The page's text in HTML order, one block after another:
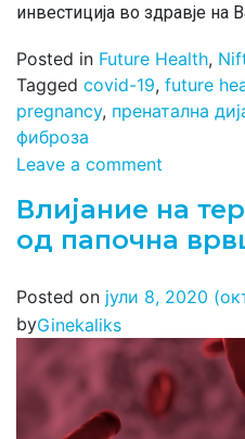
инвестиција во здравје на
Posted in Future Health,
Tagged covid-19, future
pregnancy, пренатална
фиброза
Leave a comment
Влијание на
од папочна
Posted on јули 8, 2020
byGinekaliks